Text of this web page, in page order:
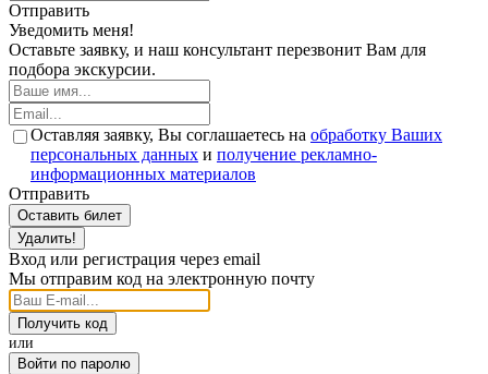
Отправить
Уведомить меня!
Оставьте заявку, и наш консультант перезвонит Вам для
подбора экскурсии.
Оставляя заявку, Вы соглашаетесь на обработку Ваших
персональных данных и получение рекламно-
информационных материалов
Отправить
Оставить билет
Удалить!
Вход или регистрация через email
Мы отправим код на электронную почту
Получить код
или
Войти по паролю